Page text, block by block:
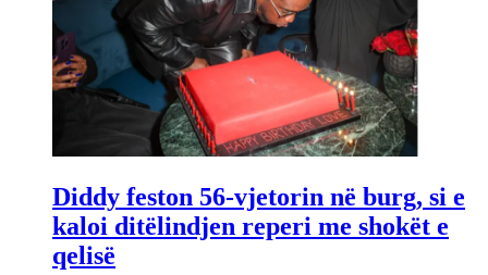
Diddy feston 56-vjetorin në burg, si e
kaloi ditëlindjen reperi me shokët e
qelisë